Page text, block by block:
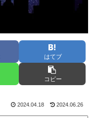
はてブ
コピー
2024.04.18 2024.06.26